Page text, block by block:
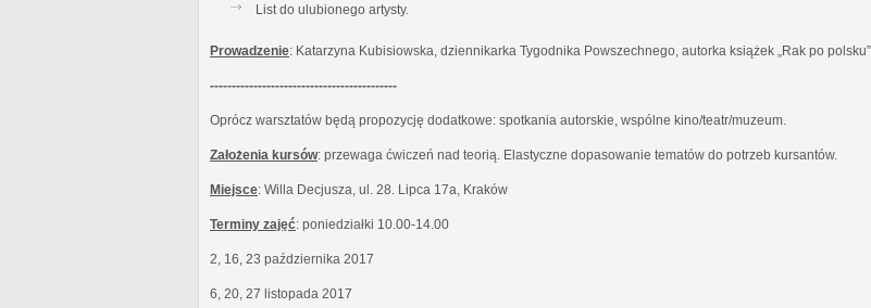
List do ulubionego artysty.
Prowadzenie: Katarzyna Kubisiowska, dziennikarka Tygodnika Powszechnego, autorka książek „Rak po polsku”
-------------------------------------------
Oprócz warsztatów będą propozycję dodatkowe: spotkania autorskie, wspólne kino/teatr/muzeum.
Założenia kursów: przewaga ćwiczeń nad teorią. Elastyczne dopasowanie tematów do potrzeb kursantów.
Miejsce: Willa Decjusza, ul. 28. Lipca 17a, Kraków
Terminy zajęć: poniedziałki 10.00-14.00
2, 16, 23 października 2017
6, 20, 27 listopada 2017